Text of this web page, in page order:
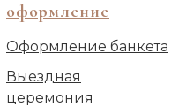
оформление
Оформление банкета
Выездная
церемония